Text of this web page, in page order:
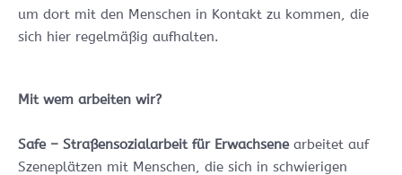
um dort mit den Menschen in Kontakt zu kommen, die
sich hier regelmäßig aufhalten.
Mit wem arbeiten wir?
Safe – Straßensozialarbeit für Erwachsenearbeitet auf
Szeneplätzen mit Menschen, die sich in schwierigen